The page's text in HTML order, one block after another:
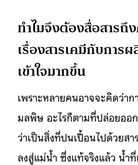
ทำไมจึงต้องสื่อสาร
เรื่องสารเคมีกับการ
เข้าใจมากขึ้น
เพราะหลายคนอาจจะคิดว่า
มลพิษ อะไรก็ตามที่ปล่อยออ
ว่าเป็นสิ่งที่ปนเปื้อนไปด้วยส
ลงสู่แม่น้ำ ซึ่งแท้จริงแล้ว น้ำที่